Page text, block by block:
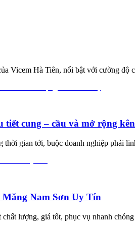
Vicem Hà Tiên, nổi bật với cường
cung – cầu và mở rộng
gian tới, buộc doanh nghiệp phải
Nam Sơn Uy Tín
lượng, giá tốt, phục vụ nhanh